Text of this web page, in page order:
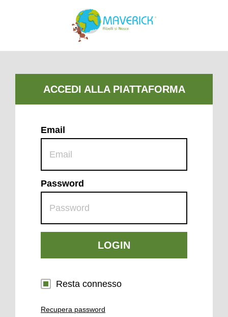
Email
Password
LOGIN
Resta connesso
Recupera password